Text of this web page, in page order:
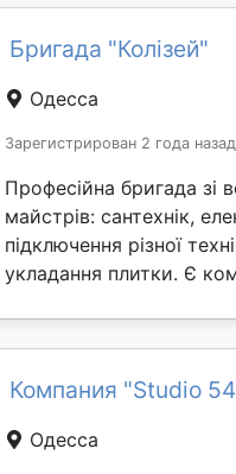
Бригада "Колізей"
Одесса
Зарегистрирован 2 года назад
Професійна бригада зі
майстрів: сантехнік,
підключення різної
укладання плитки. Є
Компания "Studio
Одесса